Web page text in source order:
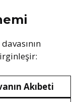
Akıbeti